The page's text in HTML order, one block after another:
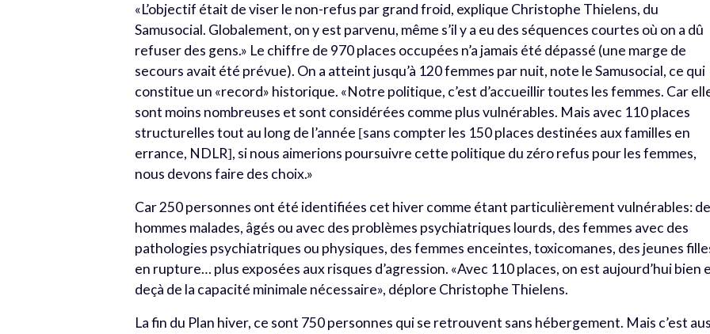
«L’objectif était de viser le non-refus par grand froid, explique Christophe Thielens, du
Samusocial. Globalement, on y est parvenu, même s’il y a eu des séquences courtes où on a dû
refuser des gens.» Le chiffre de 970 places occupées n’a jamais été dépassé (une marge de
secours avait été prévue). On a atteint jusqu’à 120 femmes par nuit, note le Samusocial, ce qui
constitue un «record» historique. «Notre politique, c’est d’accueillir toutes les femmes. Car
sont moins nombreuses et sont considérées comme plus vulnérables. Mais avec 110 places
structurelles tout au long de l’année [sans compter les 150 places destinées aux familles en
errance, NDLR], si nous aimerions poursuivre cette politique du zéro refus pour les femmes,
nous devons faire des choix.»
Car 250 personnes ont été identifiées cet hiver comme étant particulièrement vulnérables:
hommes malades, âgés ou avec des problèmes psychiatriques lourds, des femmes avec des
pathologies psychiatriques ou physiques, des femmes enceintes, toxicomanes, des jeunes
en rupture… plus exposées aux risques d’agression. «Avec 110 places, on est aujourd’hui bien
deçà de la capacité minimale nécessaire», déplore Christophe Thielens.
La fin du Plan hiver, ce sont 750 personnes qui se retrouvent sans hébergement. Mais c’est